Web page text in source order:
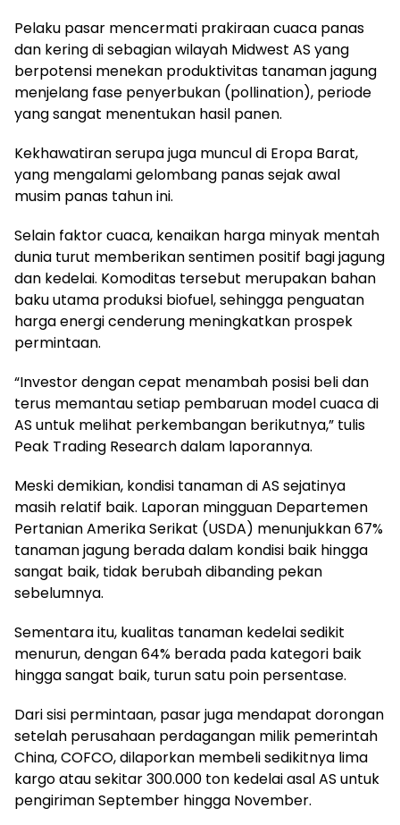
Pelaku pasar mencermati prakiraan cuaca panas
dan kering di sebagian wilayah Midwest AS yang
berpotensi menekan produktivitas tanaman jagung
menjelang fase penyerbukan (pollination), periode
yang sangat menentukan hasil panen.
Kekhawatiran serupa juga muncul di Eropa Barat,
yang mengalami gelombang panas sejak awal
musim panas tahun ini.
Selain faktor cuaca, kenaikan harga minyak mentah
dunia turut memberikan sentimen positif bagi jagung
dan kedelai. Komoditas tersebut merupakan bahan
baku utama produksi biofuel, sehingga penguatan
harga energi cenderung meningkatkan prospek
permintaan.
“Investor dengan cepat menambah posisi beli dan
terus memantau setiap pembaruan model cuaca di
AS untuk melihat perkembangan berikutnya,” tulis
Peak Trading Research dalam laporannya.
Meski demikian, kondisi tanaman di AS sejatinya
masih relatif baik. Laporan mingguan Departemen
Pertanian Amerika Serikat (USDA) menunjukkan 67%
tanaman jagung berada dalam kondisi baik hingga
sangat baik, tidak berubah dibanding pekan
sebelumnya.
Sementara itu, kualitas tanaman kedelai sedikit
menurun, dengan 64% berada pada kategori baik
hingga sangat baik, turun satu poin persentase.
Dari sisi permintaan, pasar juga mendapat dorongan
setelah perusahaan perdagangan milik pemerintah
China, COFCO, dilaporkan membeli sedikitnya lima
kargo atau sekitar 300.000 ton kedelai asal AS untuk
pengiriman September hingga November.